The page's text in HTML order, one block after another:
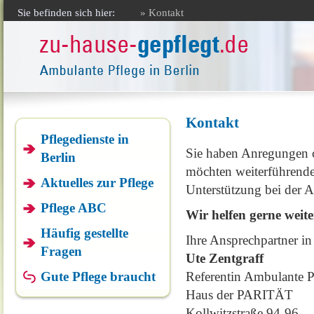
Sie befinden sich hier: » Kontakt
Pflegedienste in
Berlin
Aktuelles zur Pflege
Pflege ABC
Häufig gestellte
Fragen
Gute Pflege braucht
Kontakt
Sie haben
möchten
Unterstützung bei der
Wir helfen gerne
Ihre Ansprechpartner
Ute Zentgraff
Referentin Ambulante
Haus der PARITÄT